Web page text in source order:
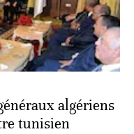
algériens
tunisien